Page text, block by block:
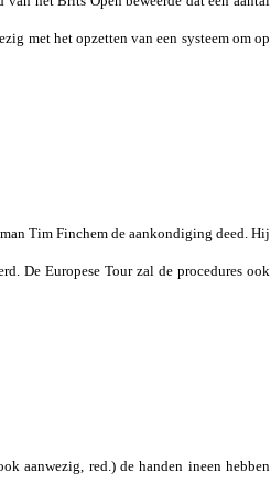
met het opzetten van een systeem om op
Tim Finchem de aankondiging deed. Hij
De Europese Tour zal de procedures ook
aanwezig, red.) de handen ineen hebben